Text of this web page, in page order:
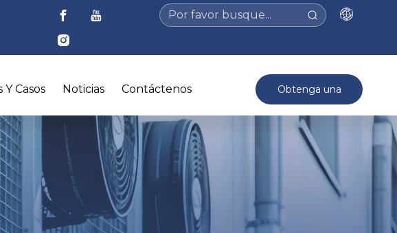
Casos Noticias Contáctenos Obtenga una
cotización >